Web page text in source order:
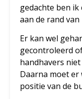
gedachte ben
aan de rand
Er kan wel
gecontroleerd
handhavers
Daarna moet
positie van de